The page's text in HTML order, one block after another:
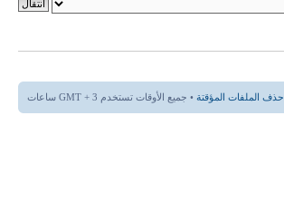
حذف الملفات المؤقتة • جميع الأوقات تستخدم GMT + 3 ساعات